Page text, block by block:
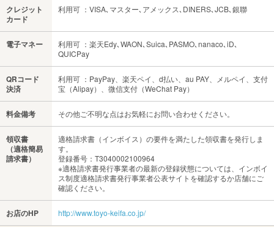
クレジット
カード
利用可 ：VISA､マスター､アメックス､DINERS､JCB､銀聯
電子マネー
利用可 ：楽天Edy､WAON､Suica､PASMO､nanaco､iD､
QUICPay
QRコード
決済
利用可 ：PayPay、楽天ペイ、d払い、au PAY、メルペイ、支付
宝（Alipay）、微信支付（WeChat Pay）
料金備考 その他ご不明な点はお気軽にお問い合わせください。
領収書
（適格簡易
請求書）
適格請求書（インボイス）の要件を満たした領収書を発行しま
す。
登録番号：T3040002100964
※適格請求書発行事業者の最新の登録状態については、インボイ
ス制度適格請求書発行事業者公表サイトを確認するか店舗にご
確認ください。
お店のHP http://www.toyo-keifa.co.jp/